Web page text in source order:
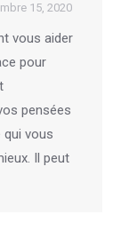
15, 2020
vous aider
pour
pensées
vous
Il peut